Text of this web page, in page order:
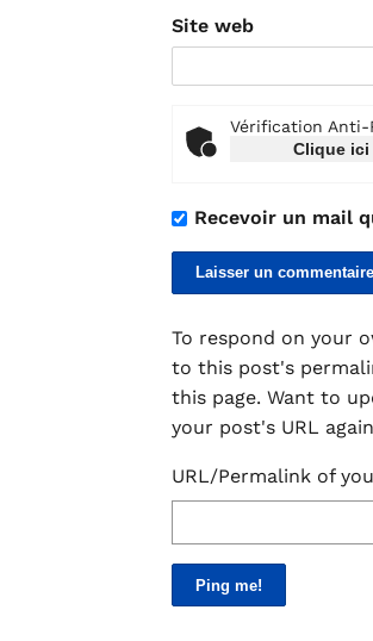
Site web
Vérification Anti-
Clique
Recevoir un mail
To respond on your
to this post's
this page. Want to
your post's URL
URL/Permalink of